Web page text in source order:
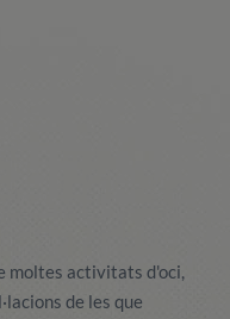
moltes activitats d'oci,
de les que